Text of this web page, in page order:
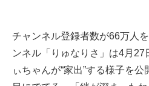
チャンネル登録者数が66万人
ンネル「りゅなりさ」は4月27
ぃちゃんが“家出”する様子を